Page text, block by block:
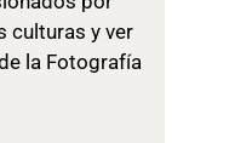
culturas y ver
la Fotografía